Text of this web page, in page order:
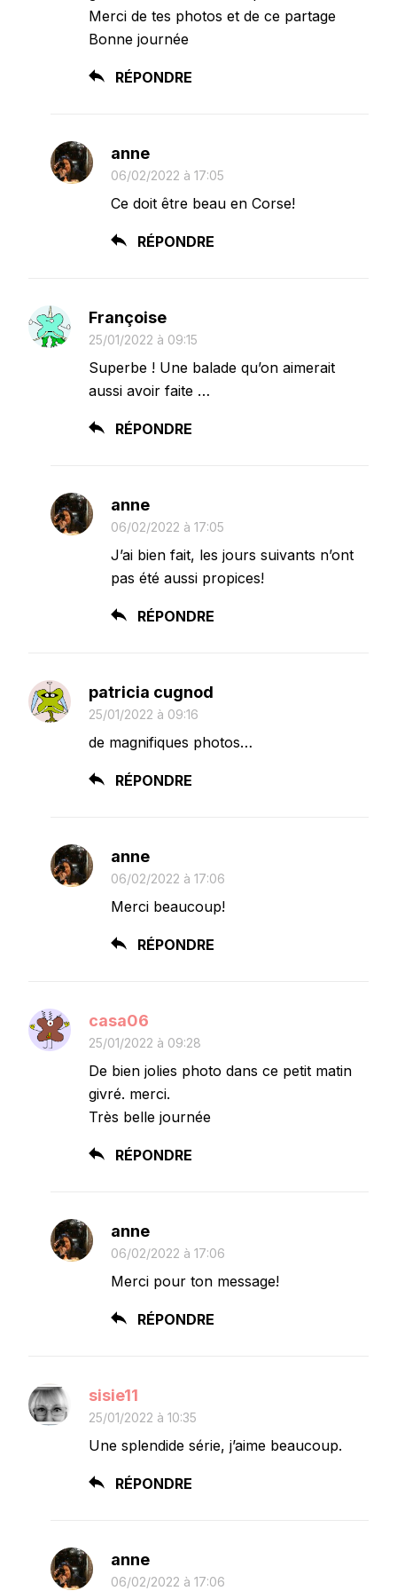
Merci de tes photos et de ce partage
Bonne journée
RÉPONDRE
anne
06/02/2022 à 17:05
Ce doit être beau en Corse!
RÉPONDRE
Françoise
25/01/2022 à 09:15
Superbe ! Une balade qu’on aimerait
aussi avoir faite …
RÉPONDRE
anne
06/02/2022 à 17:05
J’ai bien fait, les jours suivants n’ont
pas été aussi propices!
RÉPONDRE
patricia cugnod
25/01/2022 à 09:16
de magnifiques photos…
RÉPONDRE
anne
06/02/2022 à 17:06
Merci beaucoup!
RÉPONDRE
casa06
25/01/2022 à 09:28
De bien jolies photo dans ce petit matin
givré. merci.
Très belle journée
RÉPONDRE
anne
06/02/2022 à 17:06
Merci pour ton message!
RÉPONDRE
sisie11
25/01/2022 à 10:35
Une splendide série, j’aime beaucoup.
RÉPONDRE
anne
06/02/2022 à 17:06